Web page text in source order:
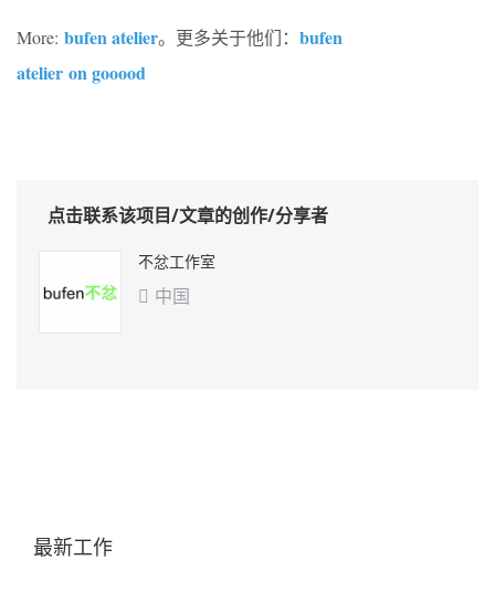
More: bufen atelier。更多关于他们： bufen
atelier on gooood
点击联系该项目/文章的创作/分享者
不忿工作室
 中国
最新工作